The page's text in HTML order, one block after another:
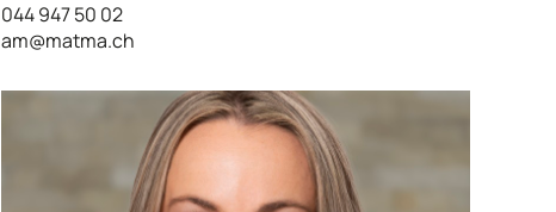
044 947 50 02
am@matma.ch